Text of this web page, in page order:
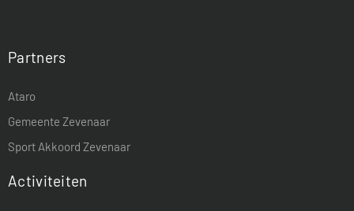
Partners
Ataro
Gemeente Zevenaar
Sport Akkoord Zevenaar
Activiteiten